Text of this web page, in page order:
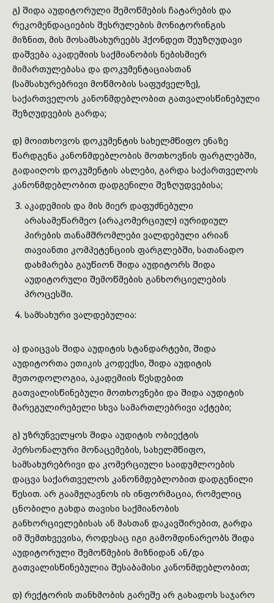
გ) შიდა აუდიტორული შემოწმების ჩატარების და
რეკომენდაციების შესრულების მონიტორინგის
მიზნით, მის მოსამსახურეებს ჰქონდეთ შეუზღუდავი
დაშვება აკადემიის საქმიანობის ნებისმიერ
მიმართულებასა და დოკუმენტაციასთან
(სამსახურებრივი მოწმობის საფუძველზე),
საქართველოს კანონმდებლობით გათვალისწინებული
შეზღუდვების გარდა;
დ) მოითხოვოს დოკუმენტის სახელმწიფო ენაზე
წარდგენა კანონმდებლობის მოთხოვნის ფარგლებში,
გადაიღოს დოკუმენტის ასლები, გარდა საქართველოს
კანონმდებლობით დადგენილი შეზღუდვებისა;
აკადემიის და მის მიერ დაფუძნებული
არასამეწარმეო (არაკომერციულ) იურიდიულ
პირების თანამშრომლები ვალდებული არიან
თავიანთი კომპეტენციის ფარგლებში, სათანადო
დახმარება გაუწიონ შიდა აუდიტორს შიდა
აუდიტორული შემოწმების განხორციელების
პროცესში.
სამსახური ვალდებულია:
ა) დაიცვას შიდა აუდიტის სტანდარტები, შიდა
აუდიტორთა ეთიკის კოდექსი, შიდა აუდიტის
მეთოდოლოგია, აკადემიის წესდებით
გათვალისწინებული მოთხოვნები და შიდა აუდიტის
მარეგულირებელი სხვა სამართლებრივი აქტები;
გ) უზრუნველყოს შიდა აუდიტის ობიექტის
პერსონალური მონაცემების, სახელმწიფო,
სამსახურებრივი და კომერციული საიდუმლოების
დაცვა საქართველოს კანონმდებლობით დადგენილი
წესით. არ გაამჟღავნოს ის ინფორმაცია, რომელიც
ცნობილი გახდა თავისი საქმიანობის
განხორციელებისას ან მასთან დაკავშირებით, გარდა
იმ შემთხვევისა, როდესაც იგი გამომდინარეობს შიდა
აუდიტორული შემოწმების მიზნიდან ან/და
გათვალისწინებულია შესაბამისი კანონმდებლობით;
დ) რექტორის თანხმობის გარეშე არ გახადოს საჯარო